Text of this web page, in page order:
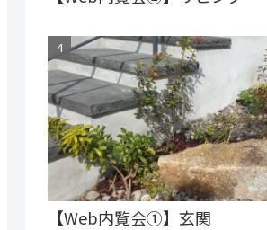
【Web内覧会①】玄関